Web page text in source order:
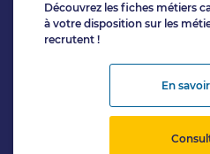
Découvrez les fiches métiers
à votre disposition sur les
recrutent !
En